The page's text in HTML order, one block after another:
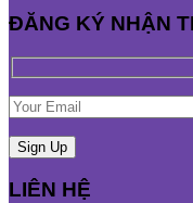
ĐĂNG KÝ NHẬN
LIÊN HỆ